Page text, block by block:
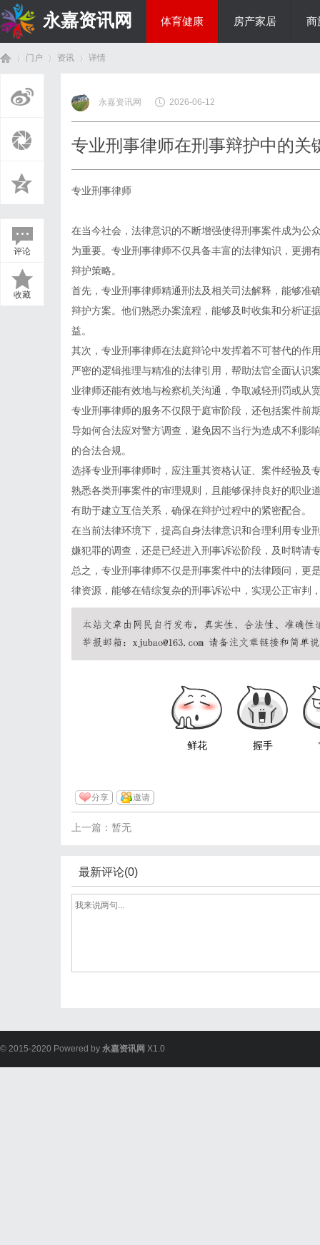
永嘉资讯网 体育健康 房产家居 商
门户 资讯
›
详情
评论
收藏
永嘉资讯网 2026-06-12
专业刑事律师在刑事辩护中的关
专业刑事律师
在当今社会，法律意识的不断增强使得刑事案件成为公
为重要。专业刑事律师不仅具备丰富的法律知识，更拥
辩护策略。
首先，专业刑事律师精通刑法及相关司法解释，能够准
辩护方案。他们熟悉办案流程，能够及时收集和分析证
益。
其次，专业刑事律师在法庭辩论中发挥着不可替代的作
严密的逻辑推理与精准的法律引用，帮助法官全面认识
业律师还能有效地与检察机关沟通，争取减轻刑罚或从
专业刑事律师的服务不仅限于庭审阶段，还包括案件前
导如何合法应对警方调查，避免因不当行为造成不利影
的合法合规。
选择专业刑事律师时，应注重其资格认证、案件经验及
熟悉各类刑事案件的审理规则，且能够保持良好的职业
有助于建立互信关系，确保在辩护过程中的紧密配合。
在当前法律环境下，提高自身法律意识和合理利用专业
嫌犯罪的调查，还是已经进入刑事诉讼阶段，及时聘请
总之，专业刑事律师不仅是刑事案件中的法律顾问，更
律资源，能够在错综复杂的刑事诉讼中，实现公正审判
鲜花 握手
分享 邀请
上一篇：暂无
最新评论(0)
© 2015-2020 Powered by 永嘉资讯网 X1.0